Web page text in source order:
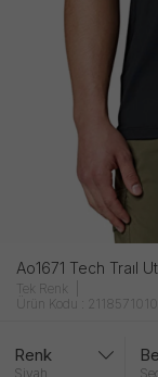
Tek Renk
Ürün Kodu : 2118571010
Renk
Siyah